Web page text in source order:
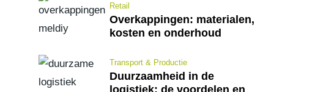
Retail
Overkappingen: materialen,
kosten en onderhoud
Transport & Productie
Duurzaamheid in de
logistiek: de voordelen en